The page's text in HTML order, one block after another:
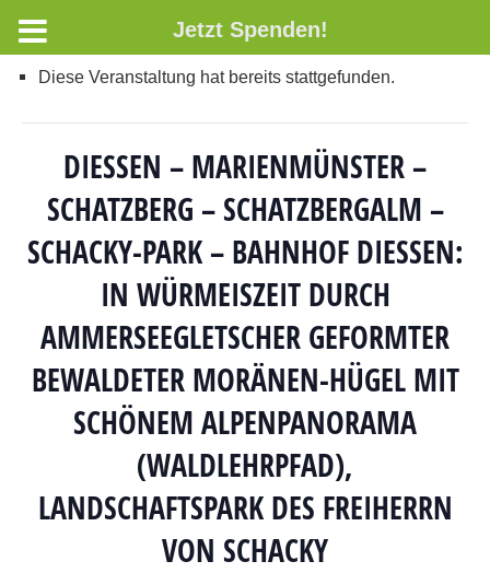
Diese Veranstaltung hat bereits stattgefunden.
DIESSEN – MARIENMÜNSTER – S
CHATZBERG – SCHATZBERGALM – S
CHACKY-PARK – BAHNHOF DIESSEN: IN
WÜRMEISZEIT DURCH AM
MERSEEGLETSCHER GEFORMTER BE
WALDETER MORÄNEN-HÜGEL MIT SC
HÖNEM ALPENPANORAMA (W
ALDLEHRPFAD), LA
NDSCHAFTSPARK DES FREIHERRN VO
N SCHACKY
Jetzt Spenden!